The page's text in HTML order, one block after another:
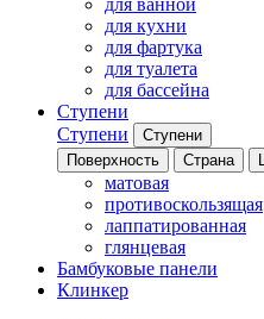
для ванной
для кухни
для фартука
для туалета
для бассейна
Ступени
Ступени
Ступени
Поверхность
Страна
матовая
противоскользящая
лаппатированная
глянцевая
Бамбуковые панели
Клинкер